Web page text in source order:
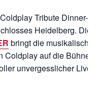
Tribute Dinner-
Heidelberg. Die
bringt die musikalische
auf die Bühne –
unvergesslicher Live-